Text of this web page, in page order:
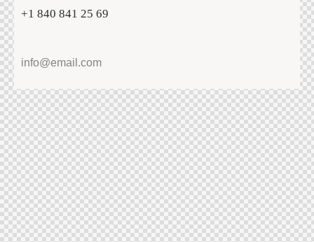
+1 840 841 25 69
info@email.com